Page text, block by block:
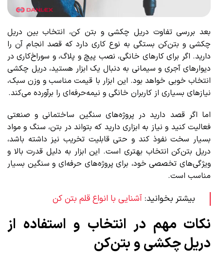
بعد بررسی تفاوت دریل چکشی و بتن کن، انتخاب بین دریل
چکشی و بتن‌کن بستگی به نوع کاری دارد که قصد انجام آن را
دارید. اگر برای کارهای خانگی، نصب پیچ و پلاگ، و سوراخ‌کاری در
دیوارهای آجری و سیمانی به دنبال یک ابزار هستید، دریل چکشی
انتخاب خوبی خواهد بود. این ابزار با قیمت مناسب و وزن سبک،
نیازهای بسیاری از کاربران خانگی و نیمه‌حرفه‌ای را برآورده می‌کند.
اما اگر قصد دارید در پروژه‌های سنگین ساختمانی و صنعتی
فعالیت کنید و نیاز به ابزاری دارید که بتواند در بتن، سنگ و مواد
بسیار سخت نفوذ کند و حتی قابلیت تخریب نیز داشته باشد،
دریل بتن‌کن انتخاب بهتری است. این ابزار به دلیل قدرت بالا و
ویژگی‌های تخصصی خود، برای پروژه‌های حرفه‌ای و سنگین بسیار
مناسب است.
بیشتر بخوانید: آشنایی با انواع قلم بتن کن
نکات مهم در انتخاب و استفاده از
دریل چکشی و بتن‌کن